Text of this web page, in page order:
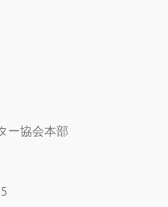
ー協会本部